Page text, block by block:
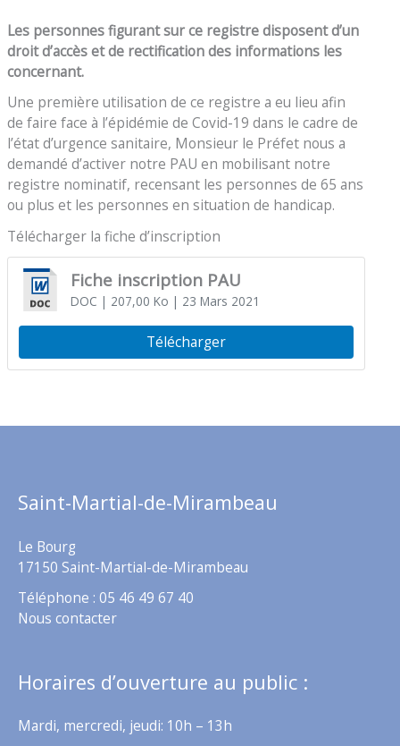
Les personnes figurant sur ce registre disposent d’un
droit d’accès et de rectification des informations les
concernant.
Une première utilisation de ce registre a eu lieu afin
de faire face à l’épidémie de Covid-19 dans le cadre de
l’état d’urgence sanitaire, Monsieur le Préfet nous a
demandé d’activer notre PAU en mobilisant notre
registre nominatif, recensant les personnes de 65 ans
ou plus et les personnes en situation de handicap.
Télécharger la fiche d’inscription
Fiche inscription PAU
DOC | 207,00 Ko | 23 Mars 2021
Télécharger
Saint-Martial-de-Mirambeau
Le Bourg
17150 Saint-Martial-de-Mirambeau
Téléphone : 05 46 49 67 40
Nous contacter
Horaires d’ouverture au public :
Mardi, mercredi, jeudi: 10h – 13h